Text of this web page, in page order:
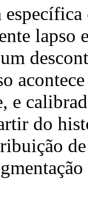
lapso
e
do